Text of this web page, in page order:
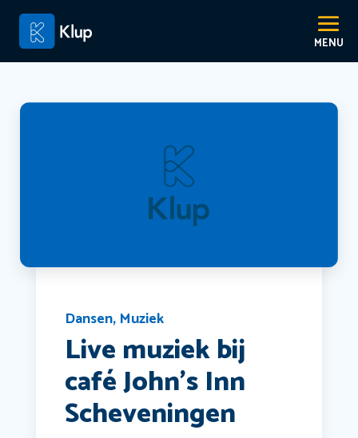
Dansen, Muziek
Live muziek bij
café John’s Inn
Scheveningen